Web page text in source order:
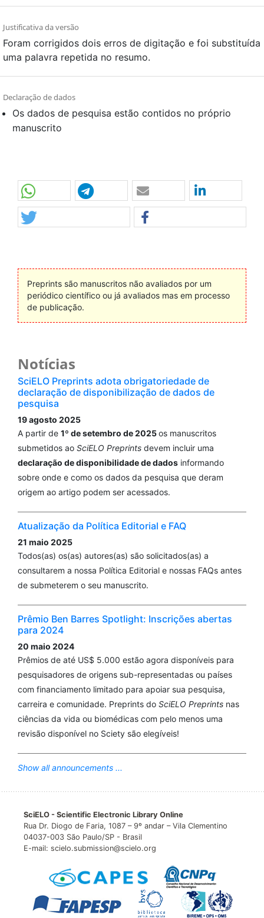
Justificativa da versão
Foram corrigidos dois erros de digitação e foi substituída
uma palavra repetida no resumo.
Declaração de dados
Os dados de pesquisa estão contidos no próprio
manuscrito
Preprints são manuscritos não avaliados por um
periódico científico ou já avaliados mas em processo
de publicação.
Notícias
SciELO Preprints adota obrigatoriedade de
declaração de disponibilização de dados de
pesquisa
19 agosto 2025
A partir de 1º de setembro de 2025os manuscritos
submetidos ao SciELO Preprints devem incluir uma
declaração de disponibilidade de dados informando
sobre onde e como os dados da pesquisa que deram
origem ao artigo podem ser acessados.
Atualização da Política Editorial e FAQ
21 maio 2025
Todos(as) os(as) autores(as) são solicitados(as) a
consultarem a nossa Política Editorial e nossas FAQs antes
de submeterem o seu manuscrito.
Prêmio Ben Barres Spotlight: Inscrições abertas
para 2024
20 maio 2024
Prêmios de até US$ 5.000 estão agora disponíveis para
pesquisadores de origens sub-representadas ou países
com financiamento limitado para apoiar sua pesquisa,
carreira e comunidade. Preprints do SciELO Preprints nas
ciências da vida ou biomédicas com pelo menos uma
revisão disponível no Sciety são elegíveis!
Show all announcements ...
SciELO - Scientific Electronic Library Online
Rua Dr. Diogo de Faria, 1087 – 9º andar – Vila Clementino
04037-003 São Paulo/SP - Brasil
E-mail: scielo.submission@scielo.org